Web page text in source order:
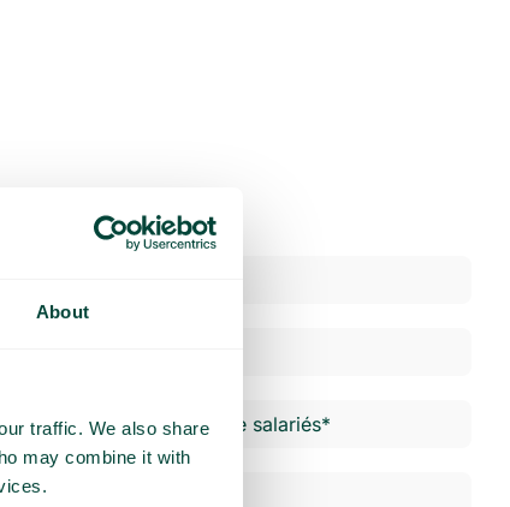
About
traffic. We also share
may combine it with